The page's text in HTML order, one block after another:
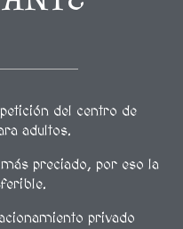
del centro de
adultos.
preciado, por eso la
privado